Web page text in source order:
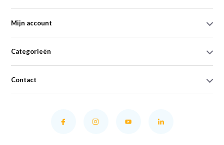
Mijn account
Categorieën
Contact